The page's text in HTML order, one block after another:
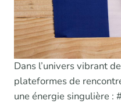
Dans l’univers vibrant
plateformes de
une énergie singulière :